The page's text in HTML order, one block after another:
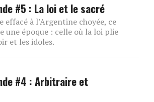
#5 : La loi et le sacré
effacé à l’Argentine choyée, ce
une époque : celle où la loi plie
et les idoles.
#4 : Arbitraire et